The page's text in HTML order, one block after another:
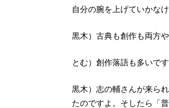
自分の腕を上げていかな
黒木）古典も創作も両方
とむ）創作落語も多いで
黒木）志の輔さんが来ら
たのですよ。そしたら「